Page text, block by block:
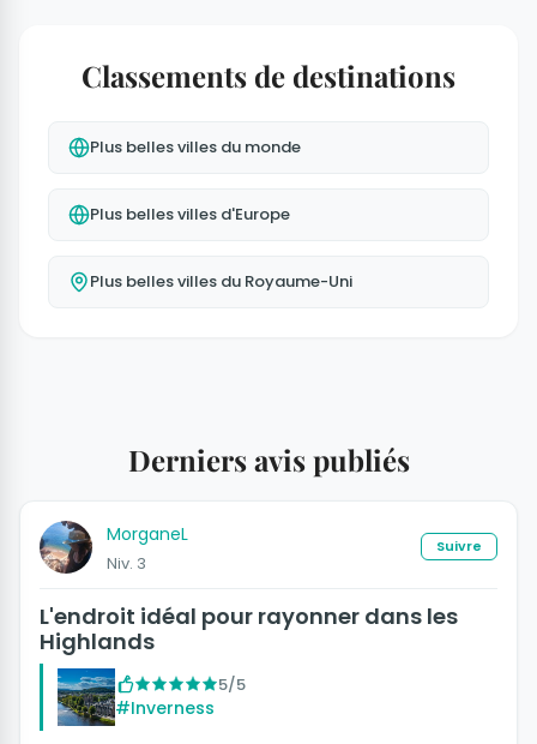
Classements de destinations
Plus belles villes du monde
Plus belles villes d'Europe
Plus belles villes du Royaume-Uni
Derniers avis publiés
MorganeL
Niv. 3
Suivre
L'endroit idéal pour rayonner dans les
Highlands
5/5
#Inverness